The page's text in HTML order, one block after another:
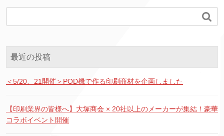

最近の投稿
＜5/20、21開催＞POD機で作る印刷商材を企画しました
【印刷業界の皆様へ】大塚商会 × 20社以上のメーカーが集結！豪華
コラボイベント開催